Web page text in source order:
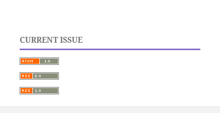
CURRENT ISSUE